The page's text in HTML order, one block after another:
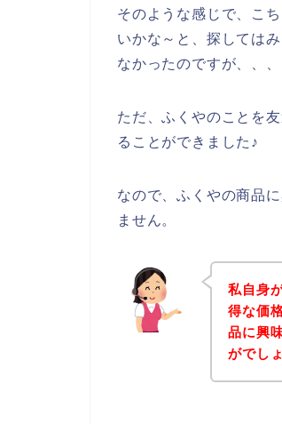
そのような感じで、こ
いかな～と、探しては
なかったのですが、、、
ただ、ふくやのことを
ることができました♪
なので、ふくやの商品
ません。
私自身
得な価
品に興
がでし